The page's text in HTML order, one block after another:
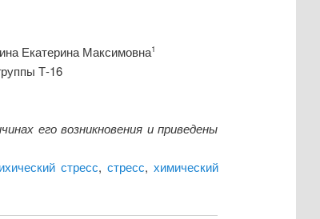
Екатерина Максимовна1
Т-16
его возникновения и приведены
стресс, стресс, химический